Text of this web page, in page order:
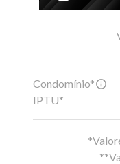
Condomínio*
IPTU*